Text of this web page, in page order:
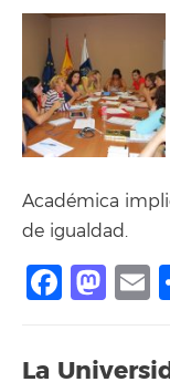
Académica
de igualdad.
La